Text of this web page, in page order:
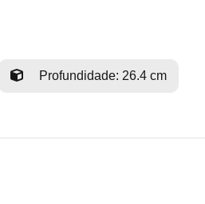
Profundidade: 26.4 cm